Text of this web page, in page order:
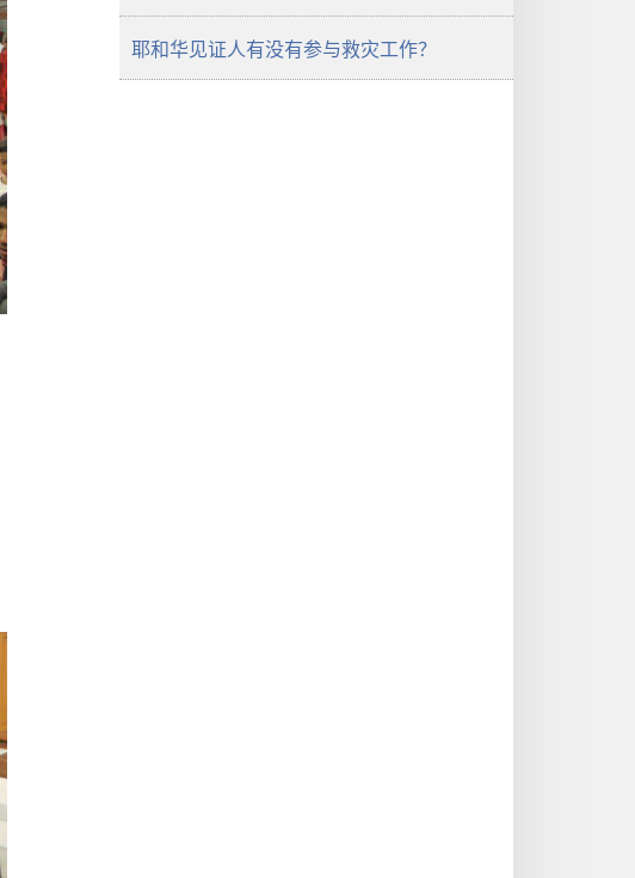
耶和华见证人有没有参与救灾工作？